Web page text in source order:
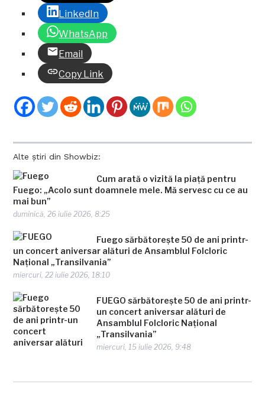
Alte știri din Showbiz:
Cum arată o vizită la piață pentru
Fuego: „Acolo sunt doamnele mele. Mă servesc cu ce au
mai bun”
duminică, 26 iulie 2026, 8:25
Fuego sărbătorește 50 de ani printr-
un concert aniversar alături de Ansamblul Folcloric
Național „Transilvania”
miercuri, 22 iulie 2026, 18:10
FUEGO sărbătorește 50 de ani printr-
un concert aniversar alături de
Ansamblul Folcloric Național
„Transilvania”
miercuri, 15 iulie 2026, 9:48
LinkedIn
WhatsApp
Email
Copy Link